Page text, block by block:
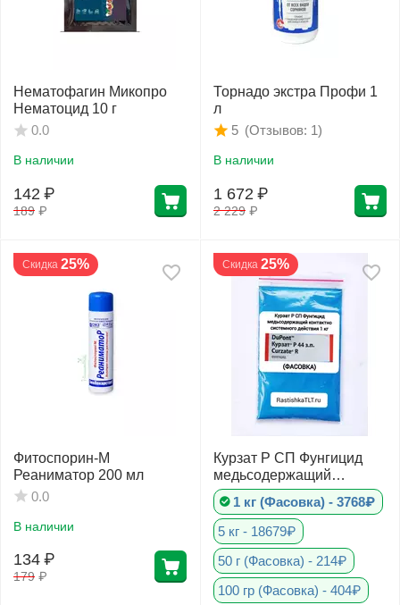
Нематофагин Микопро
Нематоцид 10 г
0.0
В наличии
189 ₽
142 ₽
Торнадо экстра Профи 1
л
(Отзывов: 1)
5
В наличии
2 229 ₽
1 672 ₽
Скидка 25%
Фитоспорин-М
Реаниматор 200 мл
0.0
В наличии
179 ₽
134 ₽
Скидка 25%
Курзат Р СП Фунгицид
медьсодержащий
контактно системного
действия
1 кг (Фасовка) - 3768₽
5 кг - 18679₽
50 г (Фасовка) - 214₽
100 гр (Фасовка) - 404₽